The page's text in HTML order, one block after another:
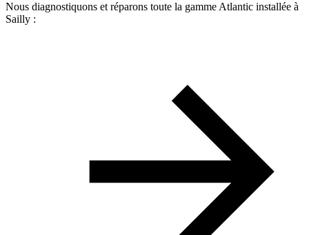
Nous diagnostiquons et réparons toute la gamme Atlantic installée à
Sailly :